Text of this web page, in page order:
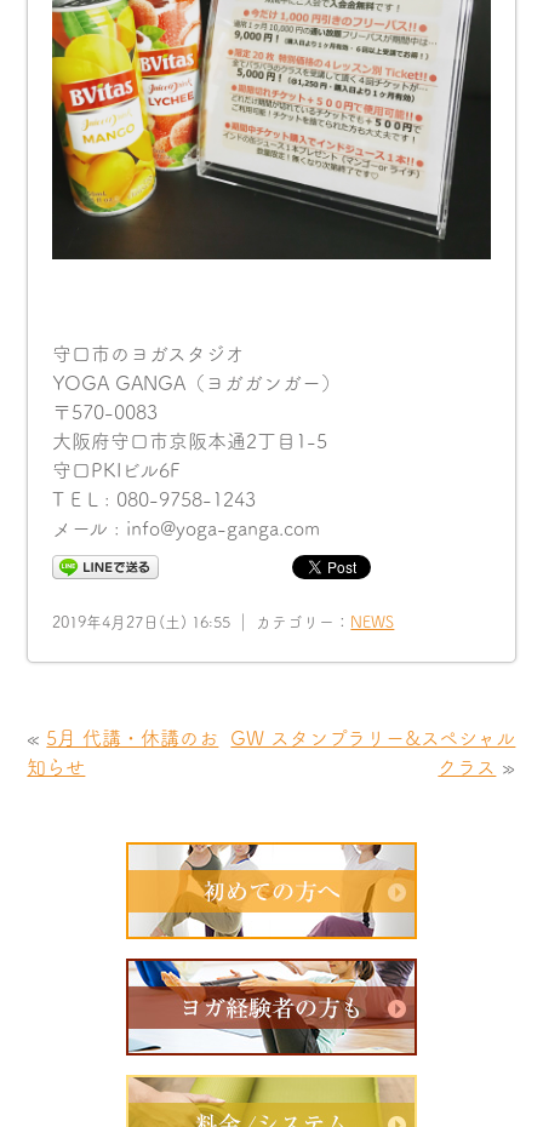
守口市のヨガスタジオ
YOGA GANGA（ヨガガンガー）
〒570-0083
大阪府守口市京阪本通2丁目1-5
守口PKIビル6F
T E L : 080-9758-1243
メール : info@yoga-ganga.com
2019年4月27日(土) 16:55 ｜ カテゴリー： NEWS
« 5月 代講・休講のお
知らせ
GW スタンプラリー&スペシャル
クラス »